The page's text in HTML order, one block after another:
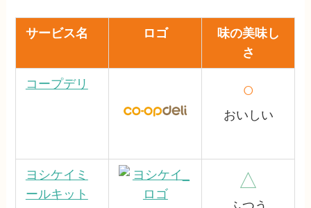
サービス名 ロゴ
味の美味し
さ
コープデリ ○
おいしい
ヨシケイミ
ールキット
△